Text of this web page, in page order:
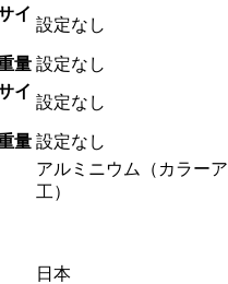
イ
設定なし
量 設定なし
イ
設定なし
量 設定なし
アルミニウム（カラー
工）
日本